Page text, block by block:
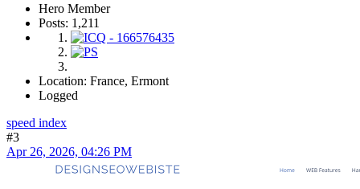
Hero Member
Posts: 1,211
Location: France, Ermont
Logged
speed index
#3
Apr 26, 2026, 04:26 PM